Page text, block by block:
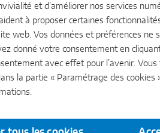
MKV telescopic
La crémone variable
fermer à la longueur
Pour un montage très
élégant grâce aux profilés
et d’améliorer nos services
à proposer certaines
web. Vos données et préférences ne
donné votre consentement en
avec effet pour l’avenir.
la partie « Paramétrage des cookies